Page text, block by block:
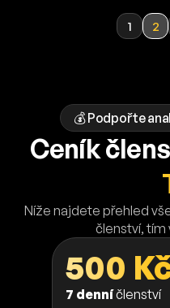
1 2
💰 Podpořte
Ceník
Níže najdete přehled
členství, tím
500
7 denníčlenství